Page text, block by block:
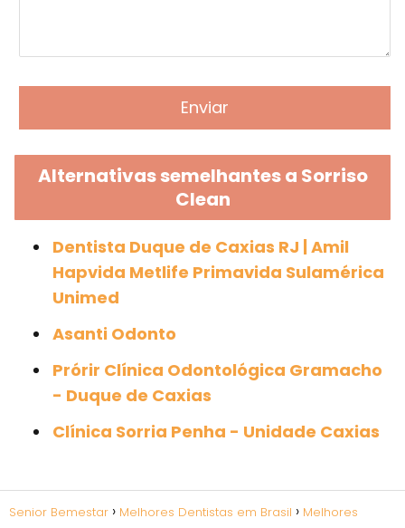
Alternativas semelhantes a Sorriso
Clean
Dentista Duque de Caxias RJ | Amil
Hapvida Metlife Primavida Sulamérica
Unimed
Asanti Odonto
Prórir Clínica Odontológica Gramacho
- Duque de Caxias
Clínica Sorria Penha - Unidade Caxias
Senior Bemestar Melhores Dentistas em Brasil
Melhores